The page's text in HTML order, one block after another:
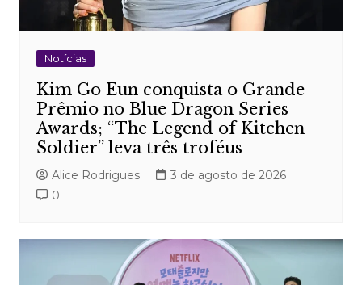
Notícias
Kim Go Eun conquista o Grande
Prêmio no Blue Dragon Series
Awards; “The Legend of Kitchen
Soldier” leva três troféus
Alice Rodrigues
3 de agosto de 2026
0